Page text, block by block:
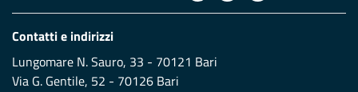
Contatti e indirizzi
Lungomare N. Sauro, 33 - 70121 Bari
Via G. Gentile, 52 - 70126 Bari